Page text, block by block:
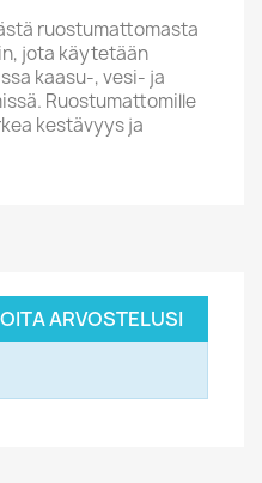
ruostumattomasta
jota käytetään
kaasu-, vesi- ja
Ruostumattomille
kestävyys ja
ARVOSTELUSI